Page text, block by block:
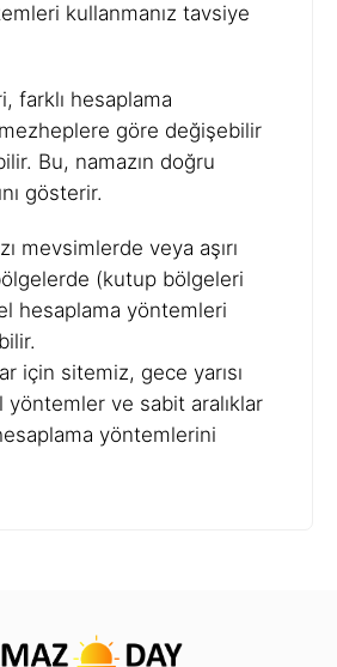
kullanmanız tavsiye
farklı hesaplama
göre değişebilir
Bu, namazın doğru
gösterir.
mevsimlerde veya aşırı
(kutup bölgeleri
hesaplama yöntemleri
için sitemiz, gece yarısı
yöntemler ve sabit aralıklar
yöntemlerini